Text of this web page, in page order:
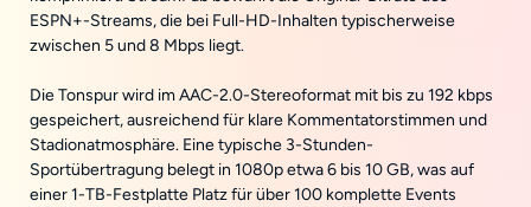
ESPN+-Streams, die bei Full-HD-Inhalten typischerweise
zwischen 5 und 8 Mbps liegt.
Die Tonspur wird im AAC-2.0-Stereoformat mit bis zu 192 kbps
gespeichert, ausreichend für klare Kommentatorstimmen und
Stadionatmosphäre. Eine typische 3-Stunden-
Sportübertragung belegt in 1080p etwa 6 bis 10 GB, was auf
einer 1-TB-Festplatte Platz für über 100 komplette Events